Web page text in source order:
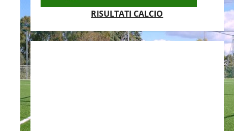
RISULTATI CALCIO